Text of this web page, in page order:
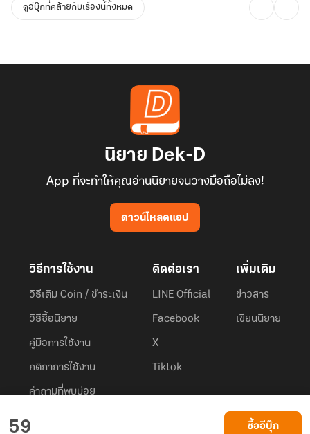
59 ซื้ออีบุ๊ก
ดูอีบุ๊กที่คล้ายกับเรื่องนี้ทั้งหมด
นิยาย Dek-D
App ที่จะทำให้คุณอ่านนิยายจนวางมือถือไม่ลง!
ดาวน์โหลดแอป
วิธีการใช้งาน
วิธีเติม Coin / ชำระเงิน
วิธีซื้อนิยาย
คู่มือการใช้งาน
กติกาการใช้งาน
คำถามที่พบบ่อย
ติดต่อเรา
LINE Official
Facebook
X
Tiktok
เพิ่มเติม
ข่าวสาร
เขียนนิยาย
Dek-D.com ใช้คุกกี้เพื่อพัฒนาประสบการณ์ของ ผู้ใช้ให้ดียิ่งขึ้น
ยอมรับ